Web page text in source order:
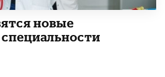
новые